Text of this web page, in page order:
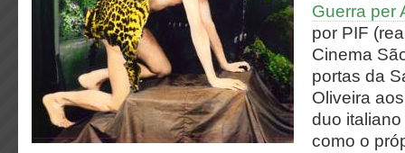
Guerra per
por PIF
Cinema
portas da
Oliveira
duo
como o